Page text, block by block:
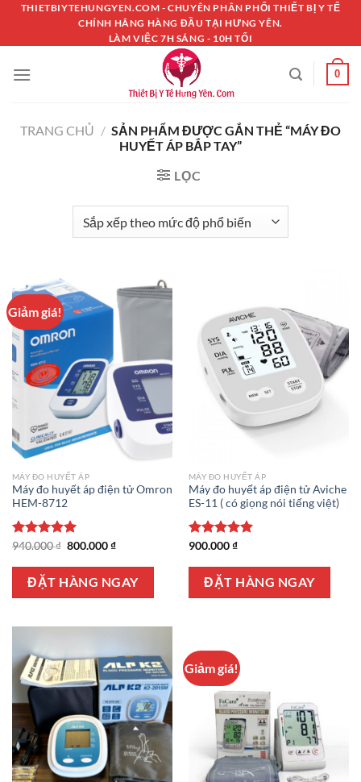
Chuyển
nội
dung
THIETBIYTEHUNGYEN.COM - CHUYÊN PHÂN PHỐI THIẾT BỊ Y TẾ
CHÍNH HÃNG HÀNG ĐẦU TẠI HƯNG YÊN.
LÀM VIỆC 7H SÁNG - 10H TỐI
0
TRANG CHỦ / SẢN PHẨM ĐƯỢC GẮN THẺ “MÁY ĐO
HUYẾT ÁP BẮP TAY”
LỌC
Giảm giá!
MÁY ĐO HUYẾT ÁP
Máy đo huyết áp điện tử Omron
HEM-8712
Được xếp
5 sao
940.000₫ Giá
là:
940.000 ₫.
800.000₫Giá
tại
là:
800.000 ₫.
ĐẶT HÀNG NGAY
MÁY ĐO HUYẾT ÁP
Máy đo huyết áp điện tử Aviche
ES-11 ( có giọng nói tiếng việt)
Được xếp
5 sao
900.000₫
ĐẶT HÀNG NGAY
Giảm giá!